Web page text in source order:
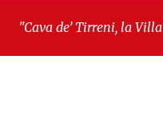
de’ Tirreni, la Villa
consiliare: “Serve